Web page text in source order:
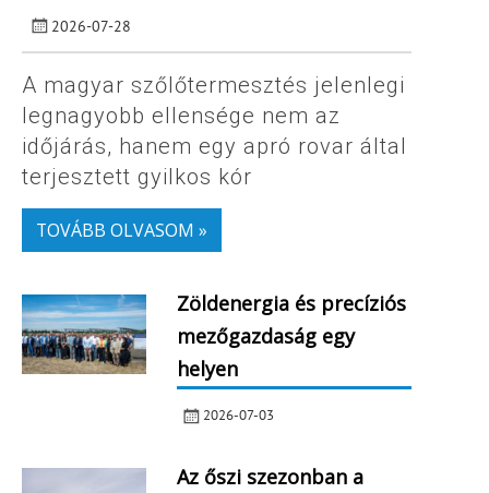
2026-07-28
A magyar szőlőtermesztés jelenlegi
legnagyobb ellensége nem az
időjárás, hanem egy apró rovar által
terjesztett gyilkos kór
TOVÁBB OLVASOM »
Zöldenergia és precíziós
mezőgazdaság egy
helyen
2026-07-03
Az őszi szezonban a